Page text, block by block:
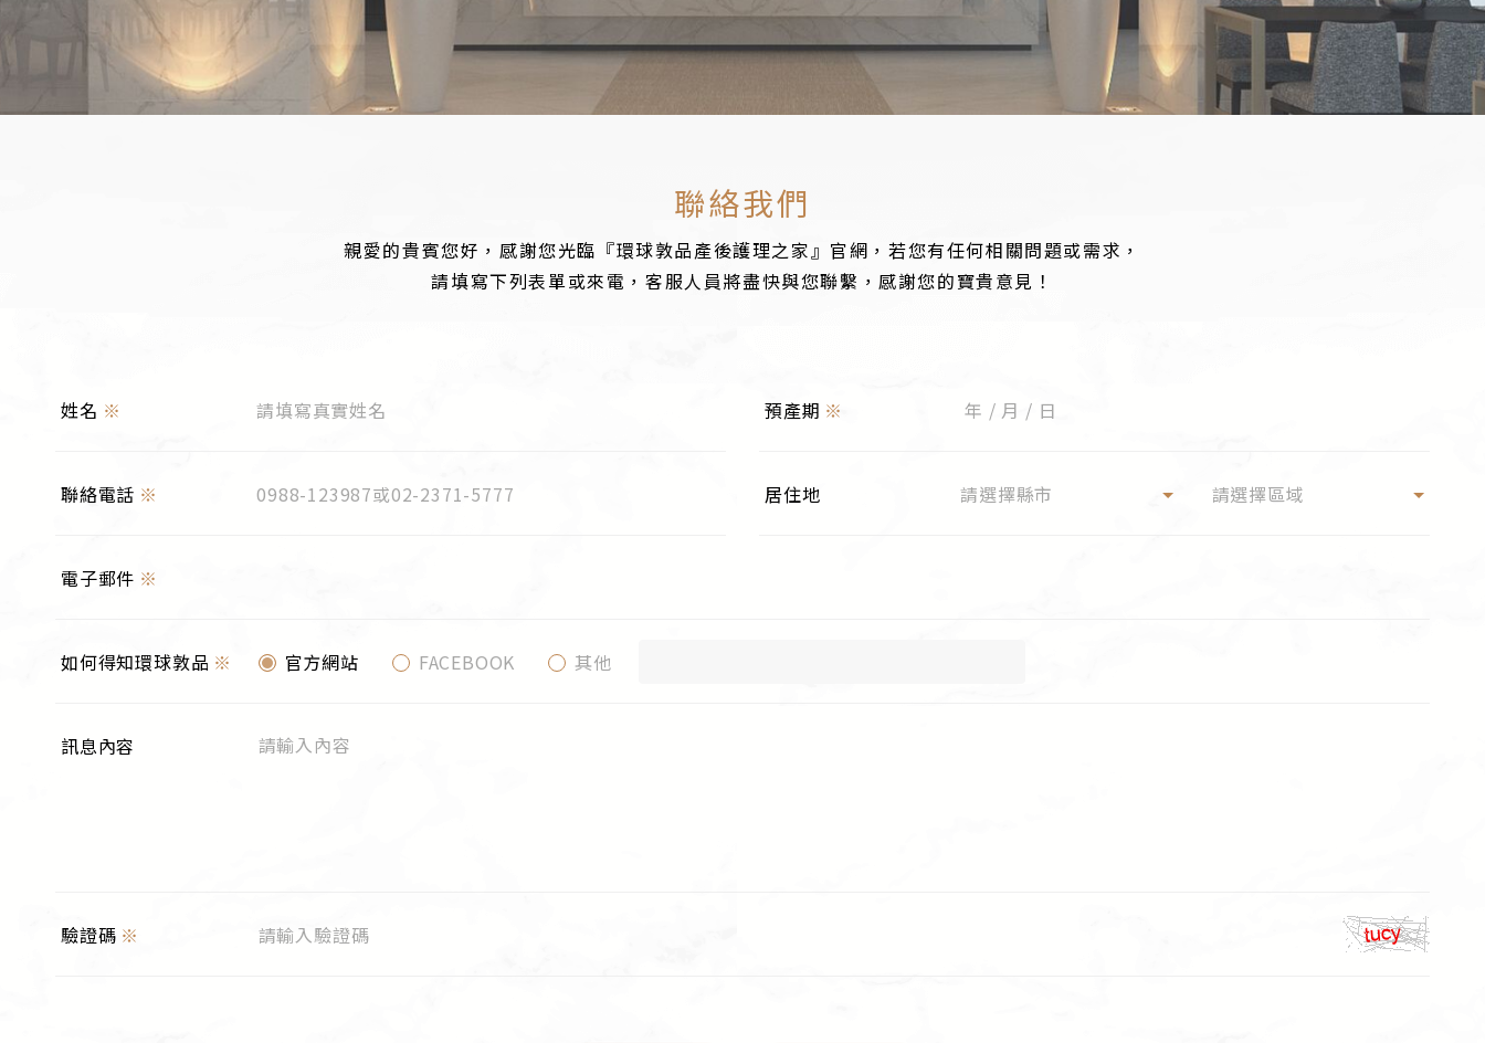
聯絡我們
親愛的貴賓您好，感謝您光臨『環球敦品產後護理之家』官網，若您有任何相關問題或需求，
請填寫下列表單或來電，客服人員將盡快與您聯繫，感謝您的寶貴意見！
姓名 ※ 預產期 ※
聯絡電話 ※ 居住地 請選擇縣市 請選擇區域
電子郵件 ※
如何得知環球敦品 ※ 官方網站 FACEBOOK 其他
訊息內容
驗證碼 ※